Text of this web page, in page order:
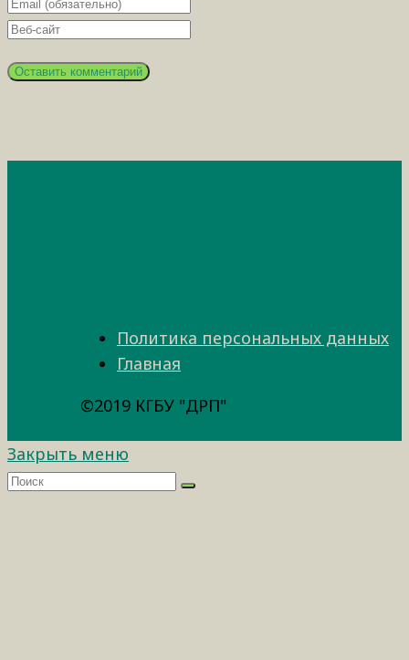
Политика персональных данных
Главная
©2019 КГБУ "ДРП"
Закрыть меню